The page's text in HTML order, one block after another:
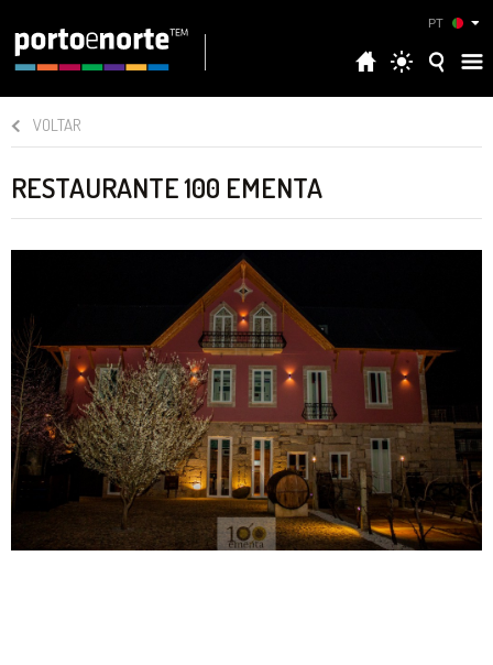
PT
VOLTAR
RESTAURANTE 100 EMENTA